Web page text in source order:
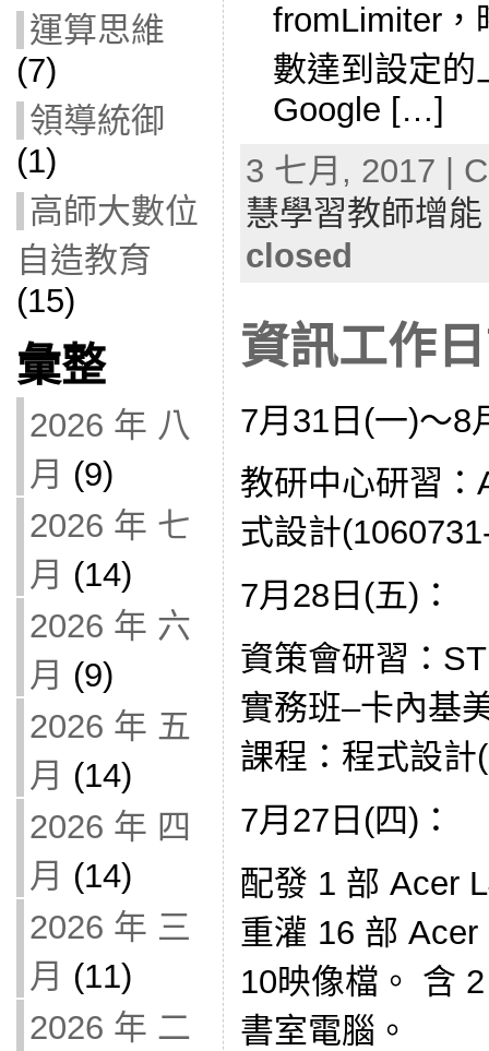
運算思維
(7)
領導統御
(1)
高師大數位
自造教育
(15)
彙整
2026 年 八
月 (9)
2026 年 七
月 (14)
2026 年 六
月 (9)
2026 年 五
月 (14)
2026 年 四
月 (14)
2026 年 三
月 (11)
2026 年 二
fromLimiter，
數達到設定的
Google […]
3 七月, 2017 |
慧學習教師增能
closed
資訊工作
7月31日(一)～8
教研中心研習
式設計
7月28日(五)：
資策會研習：
實務班–卡內基
課程：程式設計
7月27日(四)：
配發 1 部 Acer
重灌 16 部
10映像檔。 含
書室電腦。